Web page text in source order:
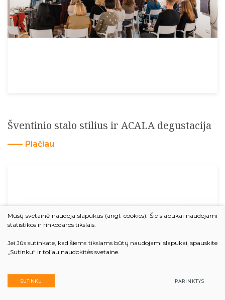
Šventinio stalo stilius ir ACALA degustacija
Plačiau
Mūsų svetainė naudoja slapukus (angl. cookies). Šie slapukai naudojami
statistikos ir rinkodaros tikslais.
Jei Jūs sutinkate, kad šiems tikslams būtų naudojami slapukai, spauskite
„Sutinku“ ir toliau naudokitės svetaine.
SUTINKU PARINKTYS